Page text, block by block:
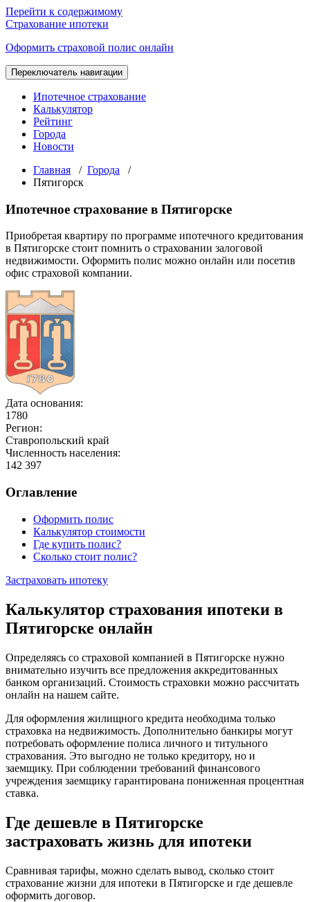
Перейти к содержимому
Страхование ипотеки
Оформить страховой полис онлайн
Переключатель навигации
Ипотечное страхование
Калькулятор
Рейтинг
Города
Новости
Главная / Города /
Пятигорск
Ипотечное страхование в Пятигорске
Приобретая квартиру по программе ипотечного кредитования
в Пятигорске стоит помнить о страховании залоговой
недвижимости. Оформить полис можно онлайн или посетив
офис страховой компании.
Дата основания:
1780
Регион:
Ставропольский край
Численность населения:
142 397
Оглавление
Оформить полис
Калькулятор стоимости
Где купить полис?
Сколько стоит полис?
Застраховать ипотеку
Калькулятор страхования ипотеки в
Пятигорске онлайн
Определяясь со страховой компанией в Пятигорске нужно
внимательно изучить все предложения аккредитованных
банком организаций. Стоимость страховки можно рассчитать
онлайн на нашем сайте.
Для оформления жилищного кредита необходима только
страховка на недвижимость. Дополнительно банкиры могут
потребовать оформление полиса личного и титульного
страхования. Это выгодно не только кредитору, но и
заемщику. При соблюдении требований финансового
учреждения заемщику гарантирована пониженная процентная
ставка.
Где дешевле в Пятигорске
застраховать жизнь для ипотеки
Сравнивая тарифы, можно сделать вывод, сколько стоит
страхование жизни для ипотеки в Пятигорске и где дешевле
оформить договор.